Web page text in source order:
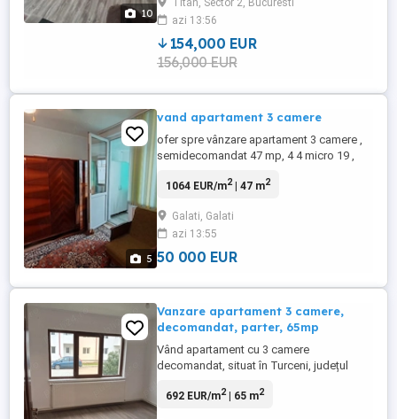
10
2 apartamente (două uși până la lift scară)
- 4 apartamente de 3 camere pe etaj - Bloc
în curs de renovare ...
Titan, Sector 2, Bucuresti
azi 13:56
154,000 EUR
156,000 EUR
5
vand apartament 3 camere
ofer spre vânzare apartament 3 camere ,
semidecomandat 47 mp, 4 4 micro 19 ,
termopane și obloane
1064 EUR/m2| 47 m2
Galati, Galati
azi 13:55
50 000 EUR
Vanzare apartament 3 camere,
decomandat, parter, 65mp
Vând apartament cu 3 camere
decomandat, situat în Turceni, județul
cărămidă construit între 1977 1990.
692 EUR/m2| 65 m2